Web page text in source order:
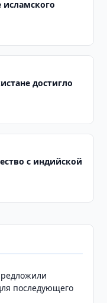
достигло
с индийской
последующего